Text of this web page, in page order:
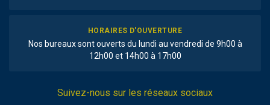
HORAIRES D'OUVERTURE
Nos bureaux sont ouverts du lundi au vendredi de 9h00 à
12h00 et 14h00 à 17h00
Suivez-nous sur les réseaux sociaux